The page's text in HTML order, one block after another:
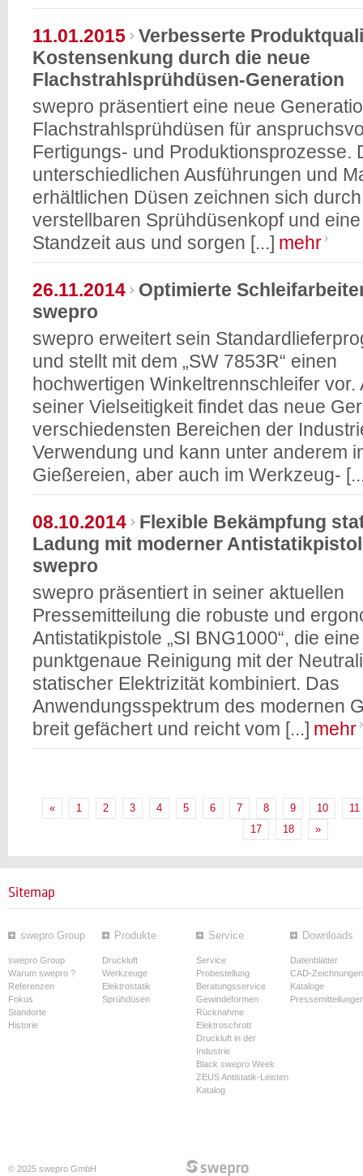
11.01.2015
Verbesserte
Kostensenkung durch die neue
Flachstrahlsprühdüsen-Generation
swepro präsentiert eine neue
Flachstrahlsprühdüsen für
Fertigungs- und Produktionsprozesse.
unterschiedlichen Ausführungen und
erhältlichen Düsen zeichnen sich
verstellbaren Sprühdüsenkopf und
Standzeit aus und sorgen [...] mehr
26.11.2014
Optimierte
swepro
swepro erweitert sein
und stellt mit dem „SW 7853R“ einen
hochwertigen Winkeltrennschleifer vor.
seiner Vielseitigkeit findet das neue
verschiedensten Bereichen der
Verwendung und kann unter anderem
Gießereien, aber auch im Werkzeug-
08.10.2014
Flexible Bekämpfung
Ladung mit moderner
swepro
swepro präsentiert in seiner aktuellen
Pressemitteilung die robuste und
Antistatikpistole „SI BNG1000“, die eine
punktgenaue Reinigung mit der
statischer Elektrizität kombiniert. Das
Anwendungsspektrum des modernen
breit gefächert und reicht vom [...] mehr
« 1 2 3 4 5 6 7 8 9 10
11
17
18 »
Sitemap
swepro Group
swepro Group
Warum swepro ?
Referenzen
Fokus
Standorte
Historie
Produkte
Druckluft
Werkzeuge
Elektrostatik
Sprühdüsen
Service
Service
Probestellung
Beratungsservice
Gewindeformen
Rücknahme
Elektroschrott
Druckluft in der
Industrie
Black swepro Week
ZEUS Antistatik-Leisten
Katalog
Downloads
Datenblätter
CAD-Zeichnungen
Kataloge
© 2025 swepro GmbH